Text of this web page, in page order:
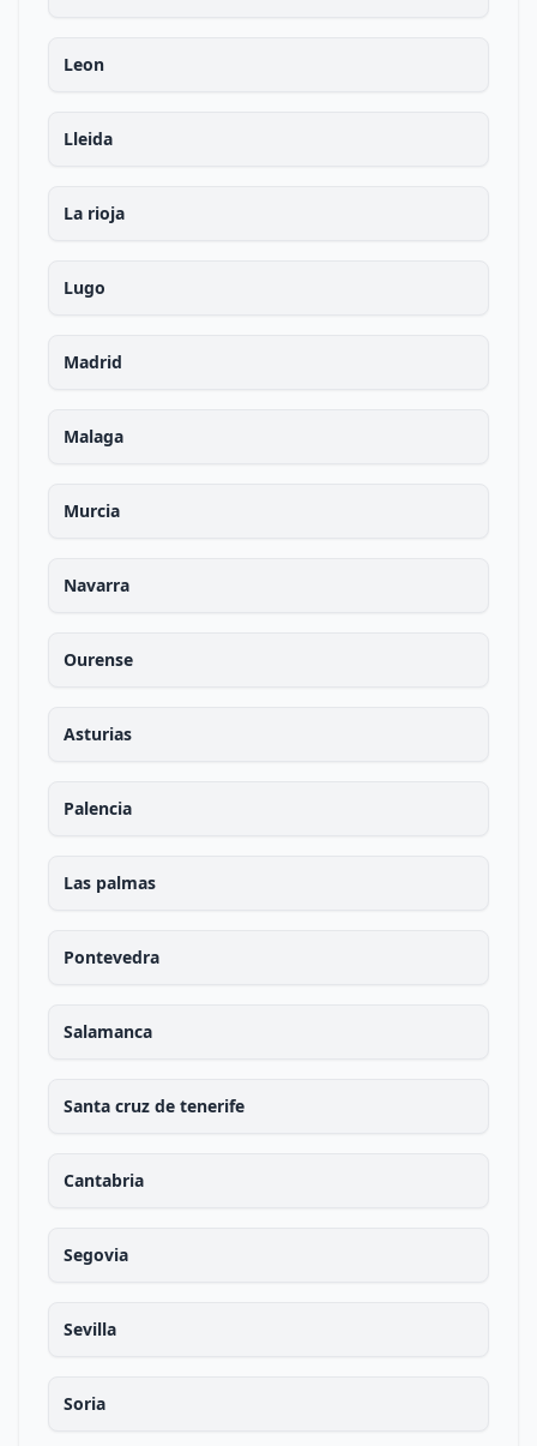
Leon
Lleida
La rioja
Lugo
Madrid
Malaga
Murcia
Navarra
Ourense
Asturias
Palencia
Las palmas
Pontevedra
Salamanca
Santa cruz de tenerife
Cantabria
Segovia
Sevilla
Soria